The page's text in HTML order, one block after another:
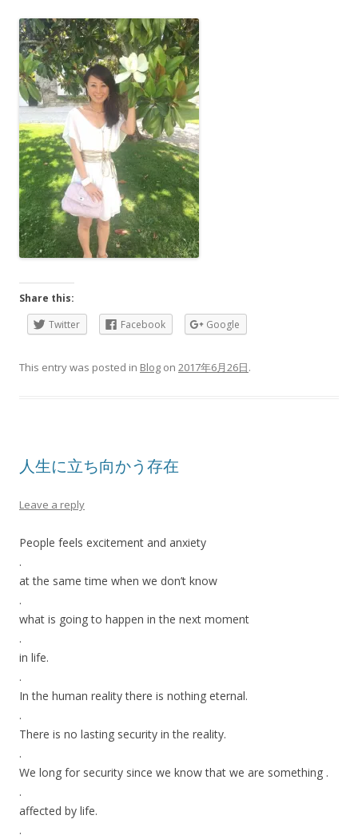
Share this:
Twitter
Facebook Google
This entry was posted in Blog on 2017年6月26日.
人生に立ち向かう存在
Leave a reply
People feels excitement and anxiety
.
at the same time when we don’t know
.
what is going to happen in the next moment
.
in life.
.
In the human reality there is nothing eternal.
.
There is no lasting security in the reality.
.
We long for security since we know that we are something .
.
affected by life.
.